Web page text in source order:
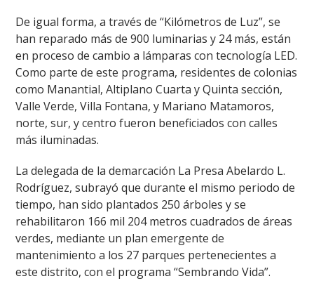
De igual forma, a través de “Kilómetros de Luz”, se
han reparado más de 900 luminarias y 24 más, están
en proceso de cambio a lámparas con tecnología LED.
Como parte de este programa, residentes de colonias
como Manantial, Altiplano Cuarta y Quinta sección,
Valle Verde, Villa Fontana, y Mariano Matamoros,
norte, sur, y centro fueron beneficiados con calles
más iluminadas.
La delegada de la demarcación La Presa Abelardo L.
Rodríguez, subrayó que durante el mismo periodo de
tiempo, han sido plantados 250 árboles y se
rehabilitaron 166 mil 204 metros cuadrados de áreas
verdes, mediante un plan emergente de
mantenimiento a los 27 parques pertenecientes a
este distrito, con el programa “Sembrando Vida”.